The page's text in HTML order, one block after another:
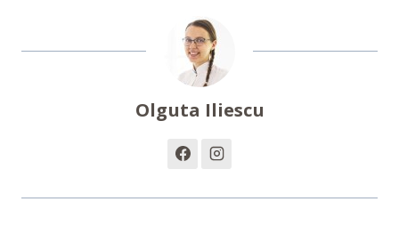
Olguta Iliescu